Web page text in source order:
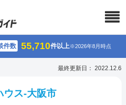
件数 55,710件以上※2026年8月時点
最終更新日： 2022.12.6
ス-大阪市